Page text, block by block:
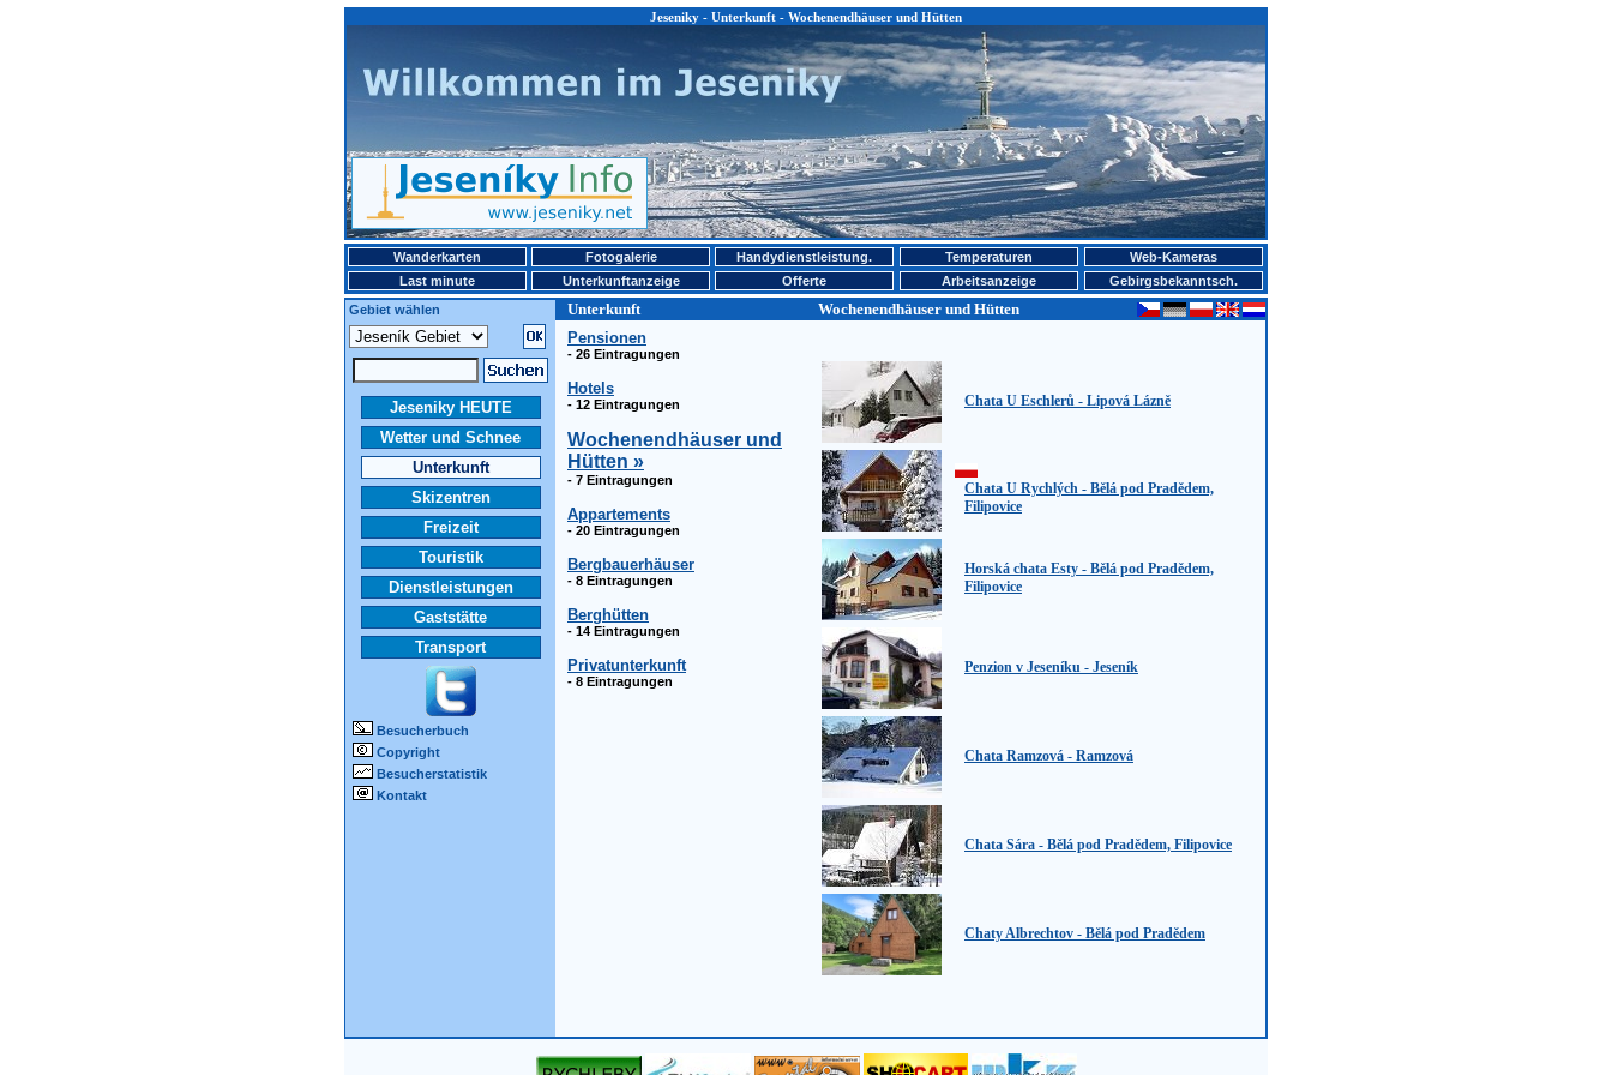
Jeseniky - Unterkunft - Wochenendhäuser und Hütten
Wanderkarten Fotogalerie Handydienstleistung. Temperaturen
Web-Kameras
Last minute
Unterkunftanzeige Offerte Arbeitsanzeige
Gebirgsbekanntsch.
Gebiet wählen
Unterkunft Wochenendhäuser und Hütten
Jeseniky HEUTE
Wetter und Schnee
Unterkunft
Skizentren
Freizeit
Touristik
Dienstleistungen
Gaststätte
Transport
Besucherbuch
Copyright
Besucherstatistik
Kontakt
Pensionen
- 26 Eintragungen
Hotels
- 12 Eintragungen
Wochenendhäuser und
Hütten »
- 7 Eintragungen
Appartements
- 20 Eintragungen
Bergbauerhäuser
- 8 Eintragungen
Berghütten
- 14 Eintragungen
Privatunterkunft
- 8 Eintragungen
Chata U Eschlerů - Lipová Lázně
Chata U Rychlých - Bělá pod Pradědem,
Filipovice
Horská chata Esty - Bělá pod Pradědem,
Filipovice
Penzion v Jeseníku - Jeseník
Chata Ramzová - Ramzová
Chata Sára - Bělá pod Pradědem, Filipovice
Chaty Albrechtov - Bělá pod Pradědem